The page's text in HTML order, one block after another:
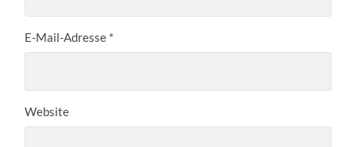
E-Mail-Adresse *
Website